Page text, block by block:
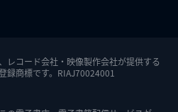
レコード会社・映像製作会社が提供する
録商標です。RIAJ70024001